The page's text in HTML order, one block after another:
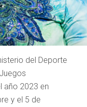
del Deporte
año 2023 en
y el 5 de